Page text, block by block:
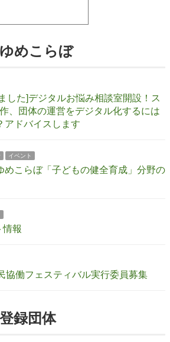
めこらぼ
した]デジタルお悩み相談室開設！ス
、団体の運営をデジタル化するには
アドバイスします
イベント
こらぼ「子どもの健全育成」分野の
報
協働フェスティバル実行委員募集
録団体